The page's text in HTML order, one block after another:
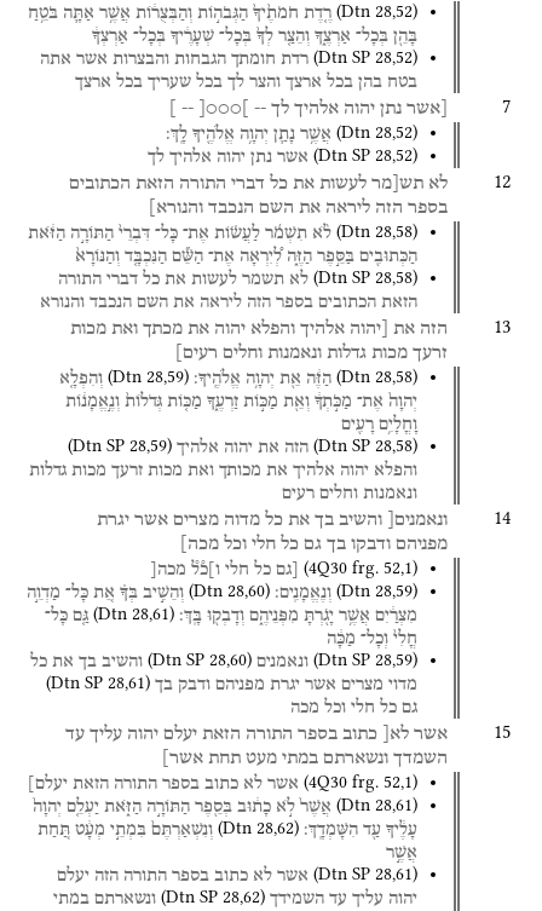
(Dtn 28,52) רֶ֤דֶת חֹמֹתֶ֙יךָ֙ הַגְּבֹה֣וֹת וְהַבְּצֻר֔וֹת אֲשֶׁ֥ר אַתָּ֛ה בֹּטֵ֥חַ
בָּהֵ֖ן בְּכָל־ אַרְצֶ֑ךָ וְהֵצַ֤ר לְךָ֙ בְּכָל־ שְׁעָרֶ֔יךָ בְּכָל־ אַרְצְךָ֔
(Dtn SP 28,52) רדת חומתך הגבחות והבצרות אשר אתה
בטח בהן בכל ארצך והצר לך בכל שעריך בכל ארצך
7 [אשר נתן יהוה אלהיך לך --
]○○○[
--
(Dtn 28,52) אֲשֶׁ֥ר נָתַ֛ן יְהוָ֥ה אֱלֹהֶ֖יךָ לָֽךְ׃
(Dtn SP 28,52) אשר נתן יהוה אלהיך לך
12 לא תש[מר לעשות את כל דברי התורה הזאת הכתובים
בספר הזה ליראה את השם הנכבד והנורא]
(Dtn 28,58) לֹ֨א תִשְׁמֹ֜ר לַעֲשׂ֗וֹת אֶת־ כָּל־ דִּבְרֵי֙ הַתּוֹרָ֣ה הַזֹּ֔את
הַכְּתוּבִ֖ים בַּסֵּ֣פֶר הַזֶּ֑ה לְ֠יִרְאָה אֶת־ הַשֵּׁ֞ם הַנִּכְבָּ֤ד וְהַנּוֹרָא֙
(Dtn SP 28,58) לא תשמר לעשות את כל דברי התורה
הזאת הכתובים בספר הזה ליראה את השם הנכבד והנורא
13 הזה את [יהוה אלהיך והפלא יהוה את מכתך ואת מכות
זרעך מכות גדלות ונאמנות וחלים רעים]
(Dtn 28,58) הַזֶּ֔ה אֵ֖ת יְהוָ֥ה אֱלֹהֶֽיךָ׃ (Dtn 28,59)
וְהִפְלָ֤א
יְהוָה֙ אֶת־ מַכֹּ֣תְךָ֔ וְאֵ֖ת מַכּ֣וֹת זַרְעֶ֑ךָ מַכּ֤וֹת גְּדֹלוֹת֙ וְנֶ֣אֱמָנ֔וֹת
וָחֳלָיִ֥ם רָעִ֖ים
(Dtn SP 28,58) הזה את יהוה אלהיך (Dtn SP 28,59)
והפלא יהוה אלהיך את מכותך ואת מכות זרעך מכות גדלות
ונאמנות וחלים רעים
14 ונאמנים[ והשיב בך את כל מדוה מצרים אשר יגרת
מפניהם ודבקו בך גם כל חלי וכל מכה]
(4Q30 frg. 52,1) [גם כל חלי ו]כ֯ל֯ מכה[
(Dtn 28,59) וְנֶאֱמָנִֽים׃ (Dtn 28,60) וְהֵשִׁ֣יב בְּךָ֗ אֵ֚ת כָּל־ מַדְוֵ֣ה
מִצְרַ֔יִם אֲשֶׁ֥ר יָגֹ֖רְתָּ מִפְּנֵיהֶ֑ם וְדָבְק֖וּ בָּֽךְ׃ (Dtn 28,61) גַּ֤ם כָּל־
חֳלִי֙ וְכָל־ מַכָּ֔ה
(Dtn SP 28,59) ונאמנים (Dtn SP 28,60) והשיב בך את כל
מדוי מצרים אשר יגרת מפניהם ודבק בך (Dtn SP 28,61)
גם כל חלי וכל מכה
15 אשר לא[ כתוב בספר התורה הזאת יעלם יהוה עליך עד
השמדך ונשארתם במתי מעט תחת אשר]
(4Q30 frg. 52,1) אשר לא כתוב בספר התורה הזאת יעלם]
(Dtn 28,61) אֲשֶׁר֙ לֹ֣א כָת֔וּב בְּסֵ֖פֶר הַתּוֹרָ֣ה הַזֹּ֑את יַעְלֵ֤ם יְהוָה֙
עָלֶ֔יךָ עַ֖ד הִשָּׁמְדָֽךְ׃ (Dtn 28,62) וְנִשְׁאַרְתֶּם֙ בִּמְתֵ֣י מְעָ֔ט תַּ֚חַת
אֲשֶׁ֣ר
(Dtn SP 28,61) אשר לא כתוב בספר התורה הזה יעלם
יהוה עליך עד השמידך (Dtn SP 28,62) ונשארתם במתי